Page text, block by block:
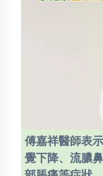
傅嘉祥醫師表
覺下降、流膿